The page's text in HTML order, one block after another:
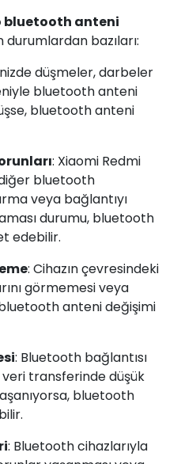
bluetooth anteni
bazıları:
düşmeler, darbeler
bluetooth anteni
bluetooth anteni
: Xiaomi Redmi
diğer bluetooth
veya bağlantıyı
durumu, bluetooth
edebilir.
: Cihazın çevresindeki
görmemesi veya
anteni değişimi
: Bluetooth bağlantısı
transferinde düşük
bluetooth
: Bluetooth cihazlarıyla